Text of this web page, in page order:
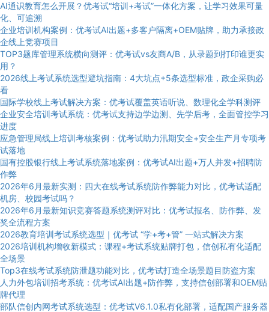
AI通识教育怎么开展？优考试“培训+考试”一体化方案，让学习效果可量
化、可追溯
企业培训机构案例：优考试AI出题+多客户隔离+OEM贴牌，助力承接政
企线上竞赛项目
TOP3题库管理系统横向测评：优考试vs友商A/B，从录题到打印谁更实
用？
2026线上考试系统选型避坑指南：4大坑点+5条选型标准，政企采购必
看
国际学校线上考试解决方案：优考试覆盖英语听说、数理化全学科测评
企业安全培训考试系统：优考试支持边学边测、先学后考，全面管控学习
进度
应急管理局线上培训考核案例：优考试助力汛期安全+安全生产月专项考
试落地
国有控股银行线上考试系统落地案例：优考试AI出题+万人并发+招聘防
作弊
2026年6月最新实测：四大在线考试系统防作弊能力对比，优考试适配
机房、校园考试吗？
2026年6月最新知识竞赛答题系统测评对比：优考试报名、防作弊、发
奖全流程方案
2026教育培训考试系统选型｜优考试 “学+考+管” 一站式解决方案
2026培训机构增收新模式：课程+考试系统贴牌打包，信创私有化适配
全场景
Top3在线考试系统防泄题功能对比，优考试打造全场景题目防盗方案
人力外包培训招考系统：优考试AI出题+防作弊，支持信创部署和OEM贴
牌代理
部队信创内网考试系统选型：优考试V6.1.0私有化部署，适配国产服务器